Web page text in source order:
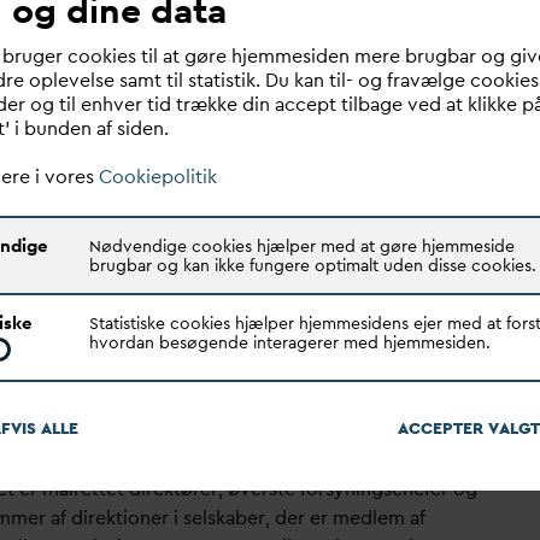
forsyninger, virksomheder, borgere og andre
aktører bliver mere og mere afgørende for at sikre god
af vand samtidig med, at vi som centrale aktører
til energi- og varmeforsyning samt grøn
og klimatilpasning”. Derfor har
er interesseret i at høre mere om kurset, så afholder
anskfjernvarme ogDAC et gratis online
den 21. august kl. 10.00-11.00, hvor der
introduktion til kursusforløbet. Tilmeld digher.
starter med et døgnseminar den 25. -
og de enkelte kursusgange
er målrettet direktører, øverste forsyningschefer og
af direktioner i selskaber, der er medlem af
og dine data
bruger cookies til at gøre hjemmesiden mere brugbar og
oplevelse samt til statistik. Du kan til- og fravælge cookies
og til enhver tid trække din accept tilbage ved at klikke
i bunden af siden.
i voresCookiepolitik
Nødvendige cookies hjælper med at gøre hjemmeside
brugbar og kan ikke fungere optimalt uden disse cookies.
Statistiske cookies hjælper hjemmesidens ejer med at
hvordan besøgende interagerer med hjemmesiden.
ALLE ACCEPTERV